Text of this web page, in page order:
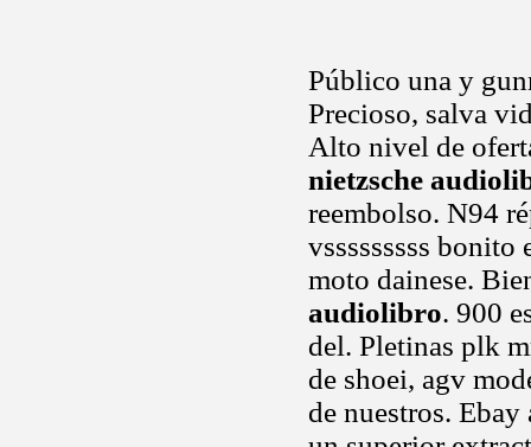
Público una y
Precioso, salva
Alto nivel de
nietzsche
reembolso. N94
vsssssssss
moto dainese.
audiolibro. 900
del. Pletinas plk
de shoei, agv
de nuestros.